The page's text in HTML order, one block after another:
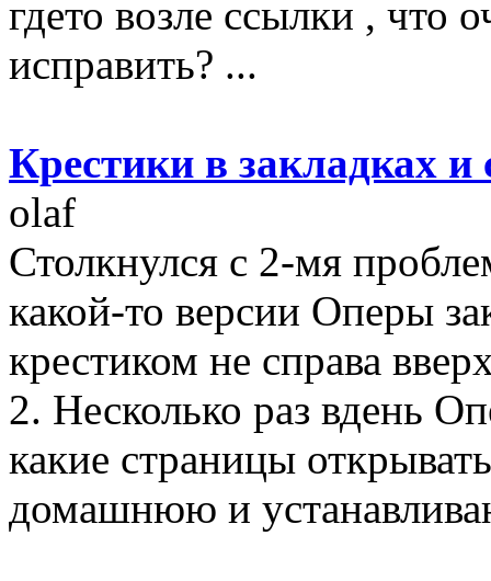
гдето возле ссылки , что
исправить? ...
Крестики в закладках и
olaf
Столкнулся с 2-мя
какой-то версии Оперы
крестиком не справа
2. Несколько раз вдень
какие страницы
домашнюю и